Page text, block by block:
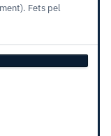
Fets pel